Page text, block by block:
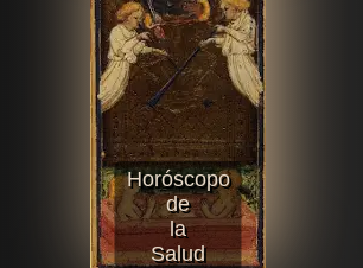
Horóscopo
de
la
Salud